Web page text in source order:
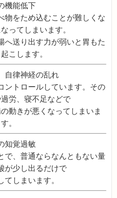
機能低下
物をため込むことが難しくな
ってしまいます。
へ送り出す力が弱いと胃もた
こします。
自律神経の乱れ
ントロールしています。その
労、寝不足などで
動きが悪くなってしまいま
す。
知覚過敏
で、普通ならなんともない量
が少し出るだけで
てしまいます。